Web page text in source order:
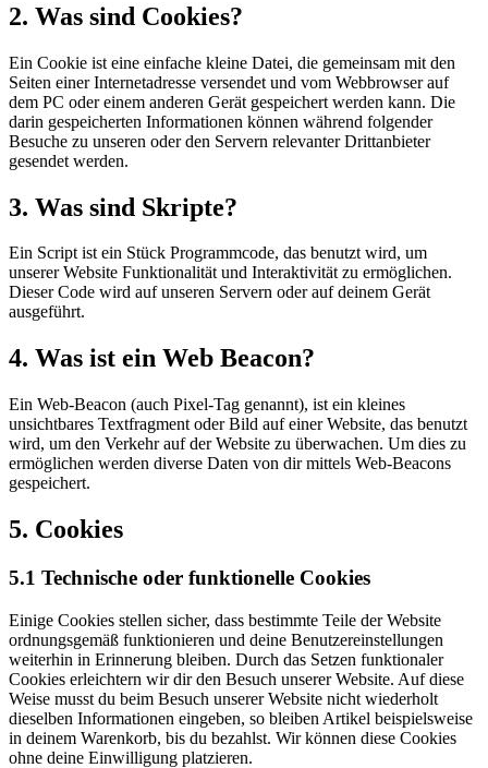
2. Was sind Cookies?
Ein Cookie ist eine einfache kleine Datei, die gemeinsam mit den
Seiten einer Internetadresse versendet und vom Webbrowser auf
dem PC oder einem anderen Gerät gespeichert werden kann. Die
darin gespeicherten Informationen können während folgender
Besuche zu unseren oder den Servern relevanter Drittanbieter
gesendet werden.
3. Was sind Skripte?
Ein Script ist ein Stück Programmcode, das benutzt wird, um
unserer Website Funktionalität und Interaktivität zu ermöglichen.
Dieser Code wird auf unseren Servern oder auf deinem Gerät
ausgeführt.
4. Was ist ein Web Beacon?
Ein Web-Beacon (auch Pixel-Tag genannt), ist ein kleines
unsichtbares Textfragment oder Bild auf einer Website, das benutzt
wird, um den Verkehr auf der Website zu überwachen. Um dies zu
ermöglichen werden diverse Daten von dir mittels Web-Beacons
gespeichert.
5. Cookies
5.1 Technische oder funktionelle Cookies
Einige Cookies stellen sicher, dass bestimmte Teile der Website
ordnungsgemäß funktionieren und deine Benutzereinstellungen
weiterhin in Erinnerung bleiben. Durch das Setzen funktionaler
Cookies erleichtern wir dir den Besuch unserer Website. Auf diese
Weise musst du beim Besuch unserer Website nicht wiederholt
dieselben Informationen eingeben, so bleiben Artikel beispielsweise
in deinem Warenkorb, bis du bezahlst. Wir können diese Cookies
ohne deine Einwilligung platzieren.